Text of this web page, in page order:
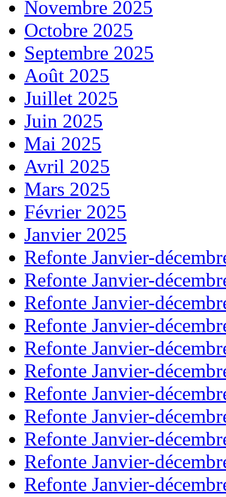
Novembre 2025
Octobre 2025
Septembre 2025
Août 2025
Juillet 2025
Juin 2025
Mai 2025
Avril 2025
Mars 2025
Février 2025
Janvier 2025
Refonte Janvier-
Refonte Janvier-
Refonte Janvier-
Refonte Janvier-
Refonte Janvier-
Refonte Janvier-
Refonte Janvier-
Refonte Janvier-
Refonte Janvier-
Refonte Janvier-
Refonte Janvier-